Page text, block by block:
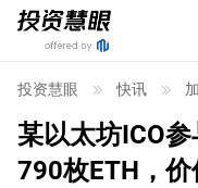
投资慧眼 快讯
某以太坊ICO
790枚ETH，